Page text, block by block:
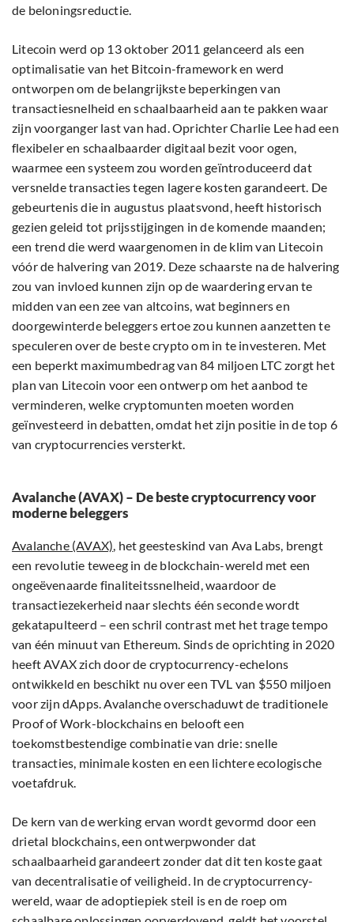
de beloningsreductie.
Litecoin werd op 13 oktober 2011 gelanceerd als een
optimalisatie van het Bitcoin-framework en werd
ontworpen om de belangrijkste beperkingen van
transactiesnelheid en schaalbaarheid aan te pakken waar
zijn voorganger last van had. Oprichter Charlie Lee had een
flexibeler en schaalbaarder digitaal bezit voor ogen,
waarmee een systeem zou worden geïntroduceerd dat
versnelde transacties tegen lagere kosten garandeert. De
gebeurtenis die in augustus plaatsvond, heeft historisch
gezien geleid tot prijsstijgingen in de komende maanden;
een trend die werd waargenomen in de klim van Litecoin
vóór de halvering van 2019. Deze schaarste na de halvering
zou van invloed kunnen zijn op de waardering ervan te
midden van een zee van altcoins, wat beginners en
doorgewinterde beleggers ertoe zou kunnen aanzetten te
speculeren over de beste crypto om in te investeren. Met
een beperkt maximumbedrag van 84 miljoen LTC zorgt het
plan van Litecoin voor een ontwerp om het aanbod te
verminderen, welke cryptomunten moeten worden
geïnvesteerd in debatten, omdat het zijn positie in de top 6
van cryptocurrencies versterkt.
Avalanche (AVAX) – De beste cryptocurrency voor
moderne beleggers
Avalanche (AVAX), het geesteskind van Ava Labs, brengt
een revolutie teweeg in de blockchain-wereld met een
ongeëvenaarde finaliteitssnelheid, waardoor de
transactiezekerheid naar slechts één seconde wordt
gekatapulteerd – een schril contrast met het trage tempo
van één minuut van Ethereum. Sinds de oprichting in 2020
heeft AVAX zich door de cryptocurrency-echelons
ontwikkeld en beschikt nu over een TVL van $550 miljoen
voor zijn dApps. Avalanche overschaduwt de traditionele
Proof of Work-blockchains en belooft een
toekomstbestendige combinatie van drie: snelle
transacties, minimale kosten en een lichtere ecologische
voetafdruk.
De kern van de werking ervan wordt gevormd door een
drietal blockchains, een ontwerpwonder dat
schaalbaarheid garandeert zonder dat dit ten koste gaat
van decentralisatie of veiligheid. In de cryptocurrency-
wereld, waar de adoptiepiek steil is en de roep om